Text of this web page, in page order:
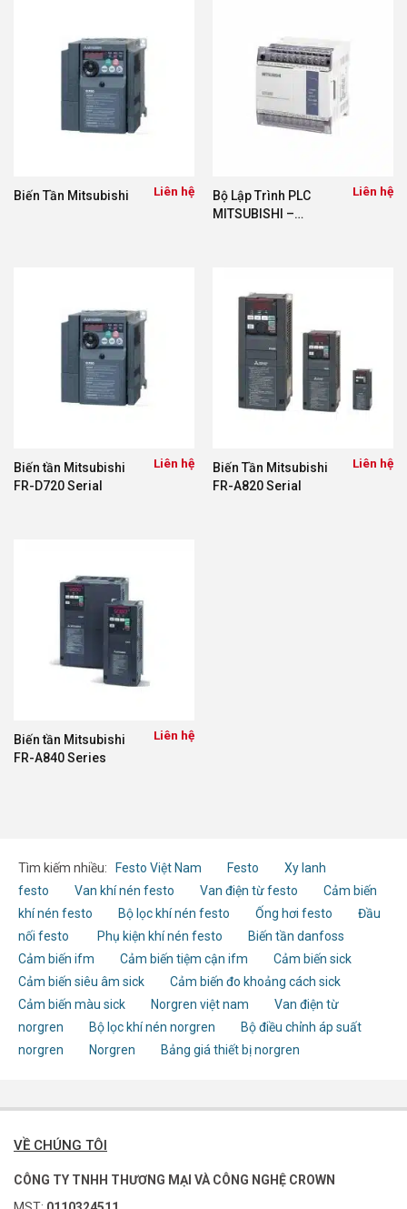
Biến Tần Mitsubishi Liên hệ
Bộ Lập Trình PLC
MITSUBISHI –
Liên hệ
Biến tần Mitsubishi
FR-D720 Serial
Liên hệ
Biến Tần Mitsubishi
FR-A820 Serial
Liên hệ
Biến tần Mitsubishi
FR-A840 Series
Liên hệ
Tìm kiếm nhiều: Festo Việt Nam Festo
Xy lanh
festo
Van khí nén festo Van điện từ festo
Cảm biến
khí nén festo
Bộ lọc khí nén festo Ống hơi festo
Đầu
nối festo
Phụ kiện khí nén festo
Biến tần danfoss
Cảm biến ifm
Cảm biến tiệm cận ifm
Cảm biến sick
Cảm biến siêu âm sick
Cảm biến đo khoảng cách sick
Cảm biến màu sick
Norgren việt nam
Van điện từ
norgren
Bộ lọc khí nén norgren
Bộ điều chỉnh áp suất
norgren
Norgren Bảng giá thiết bị norgren
VỀ CHÚNG TÔI
CÔNG TY TNHH THƯƠNG MẠI VÀ CÔNG NGHỆ CROWN